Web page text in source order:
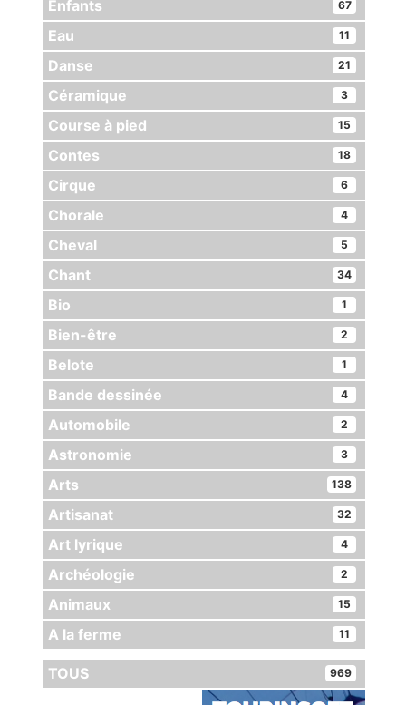
Enfants 67
Eau 11
Danse 21
Céramique 3
Course à pied 15
Contes 18
Cirque 6
Chorale 4
Cheval 5
Chant 34
Bio 1
Bien-être 2
Belote 1
Bande dessinée 4
Automobile 2
Astronomie 3
Arts 138
Artisanat 32
Art lyrique 4
Archéologie 2
Animaux 15
A la ferme 11
TOUS 969